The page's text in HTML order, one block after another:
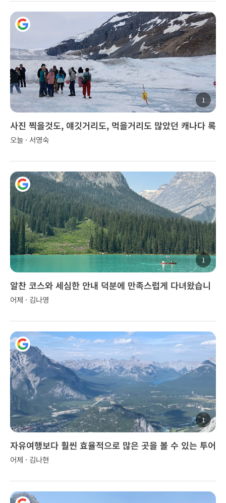
1
사진 찍을것도, 얘깃거리도, 먹을거리도 많았던 캐나다 록
키 투어..
오늘 · 서영숙
1
알찬 코스와 세심한 안내 덕분에 만족스럽게 다녀왔습니
다.
어제 · 김나영
1
자유여행보다 훨씬 효율적으로 많은 곳을 볼 수 있는 투어
어제 · 김나현